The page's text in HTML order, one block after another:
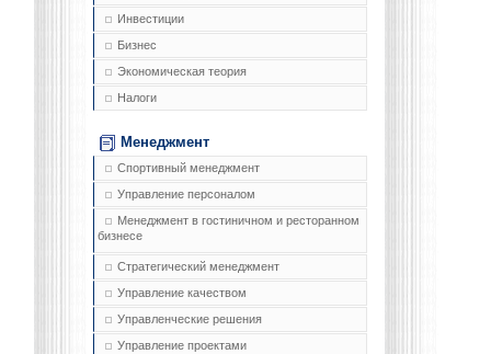
Инвестиции
Бизнес
Экономическая теория
Налоги
Менеджмент
Спортивный менеджмент
Управление персоналом
Менеджмент в гостиничном и ресторанном
бизнесе
Стратегический менеджмент
Управление качеством
Управленческие решения
Управление проектами